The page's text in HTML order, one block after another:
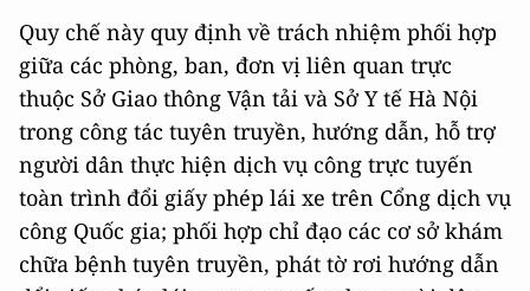
Quy chế này quy định về trách nhiệm phối hợp
giữa các phòng, ban, đơn vị liên quan trực
thuộc Sở Giao thông Vận tải và Sở Y tế Hà Nội
trong công tác tuyên truyền, hướng dẫn, hỗ trợ
người dân thực hiện dịch vụ công trực tuyến
toàn trình đổi giấy phép lái xe trên Cổng dịch vụ
công Quốc gia; phối hợp chỉ đạo các cơ sở khám
chữa bệnh tuyên truyền, phát tờ rơi hướng dẫn